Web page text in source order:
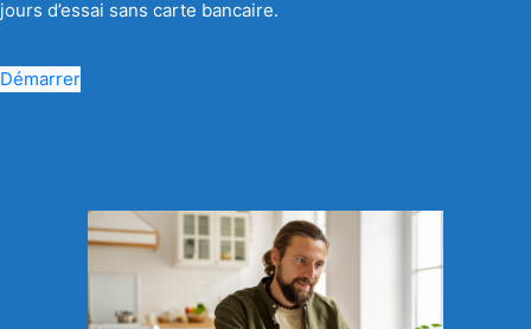
jours d’essai sans carte bancaire.
Démarrer